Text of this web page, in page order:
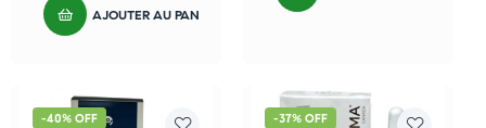
AJOUTER AU PANIER
-40% OFF -37% OFF